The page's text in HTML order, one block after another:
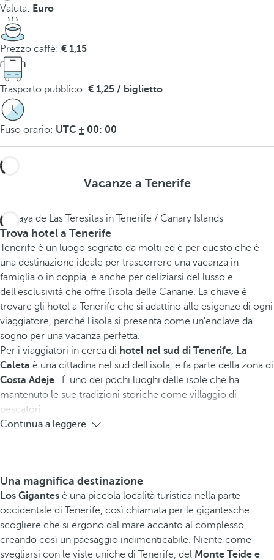
Valuta: Euro
Prezzo caffè: € 1,15
Trasporto pubblico: € 1,25 / biglietto
Fuso orario: UTC ± 00: 00
Vacanze a Tenerife
Trova hotel a Tenerife
Tenerife è un luogo sognato da molti ed è per questo che è
una destinazione ideale per trascorrere una vacanza in
famiglia o in coppia, e anche per deliziarsi del lusso e
dell'esclusività che offre l'isola delle Canarie. La chiave è
trovare gli hotel a Tenerife che si adattino alle esigenze di ogni
viaggiatore, perché l'isola si presenta come un'enclave da
sogno per una vacanza perfetta.
Per i viaggiatori in cerca di hotel nel sud di Tenerife, La
Caleta è una cittadina nel sud dell'isola, e fa parte della zona di
Costa Adeje . È uno dei pochi luoghi delle isole che ha
mantenuto le sue tradizioni storiche come villaggio di
pescatori.
Continua a leggere
Una magnifica destinazione
Los Gigantes è una piccola località turistica nella parte
occidentale di Tenerife, così chiamata per le gigantesche
scogliere che si ergono dal mare accanto al complesso,
creando così un paesaggio indimenticabile. Niente come
svegliarsi con le viste uniche di Tenerife, del Monte Teide e